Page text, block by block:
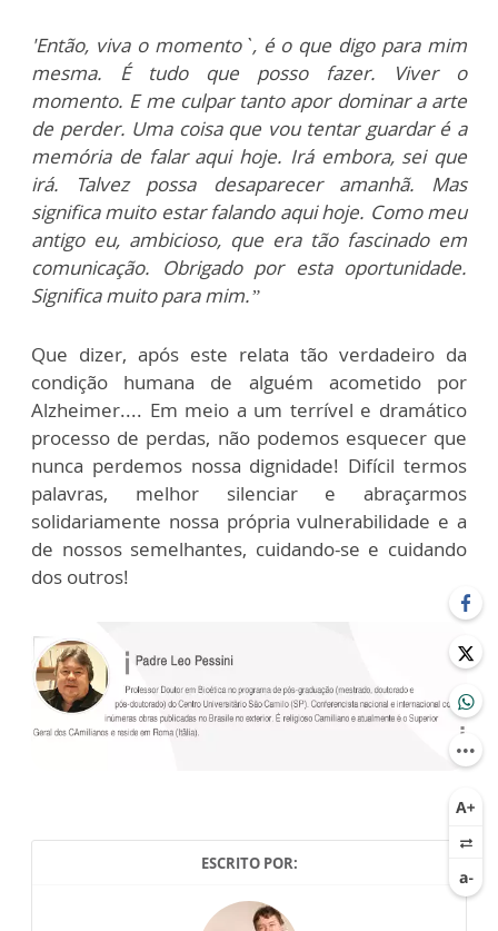
'Então, viva o momento`, é o que digo para mim
mesma. É tudo que posso fazer. Viver o
momento. E me culpar tanto apor dominar a arte
de perder. Uma coisa que vou tentar guardar é a
memória de falar aqui hoje. Irá embora, sei que
irá. Talvez possa desaparecer amanhã. Mas
significa muito estar falando aqui hoje. Como meu
antigo eu, ambicioso, que era tão fascinado em
comunicação. Obrigado por esta oportunidade.
Significa muito para mim.”
Que dizer, após este relata tão verdadeiro da
condição humana de alguém acometido por
Alzheimer.... Em meio a um terrível e dramático
processo de perdas, não podemos esquecer que
nunca perdemos nossa dignidade! Difícil termos
palavras, melhor silenciar e abraçarmos
solidariamente nossa própria vulnerabilidade e a
de nossos semelhantes, cuidando-se e cuidando
dos outros!
ESCRITO POR: